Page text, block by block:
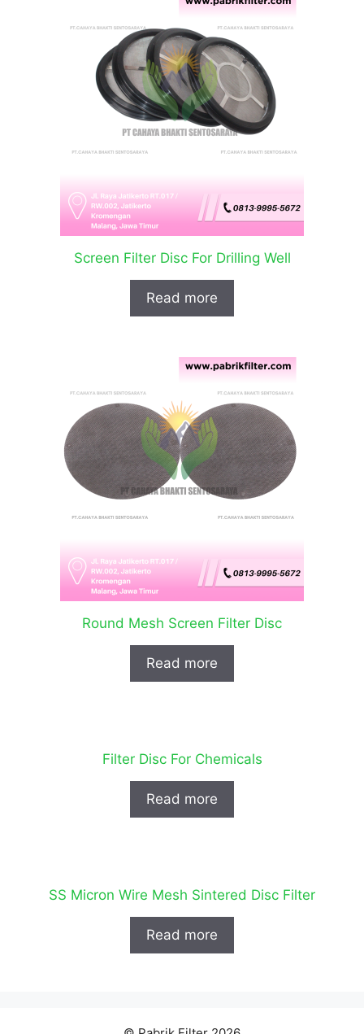
Screen Filter Disc For Drilling Well
Read more
Round Mesh Screen Filter Disc
Read more
Filter Disc For Chemicals
Read more
SS Micron Wire Mesh Sintered Disc Filter
Read more